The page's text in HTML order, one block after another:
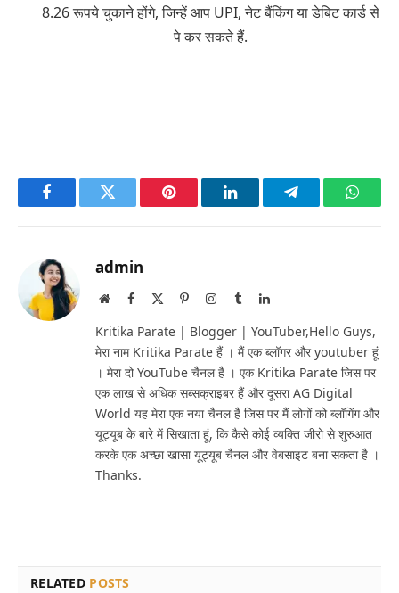
8.26 रूपये चुकाने होंगे, जिन्हें आप UPI, नेट बैंकिंग या डेबिट कार्ड से
पे कर सकते हैं.
FacebookTwitter Pinterest LinkedInTelegram
admin
WebsiteFacebook PinterestInstagram
TumblrLinkedIn
Kritika Parate | Blogger | YouTuber,Hello Guys,
मेरा नाम Kritika Parate हैं । मैं एक ब्लॉगर और youtuber हूं
। मेरा दो YouTube चैनल है । एक Kritika Parate जिस पर
एक लाख से अधिक सब्सक्राइबर हैं और दूसरा AG Digital
World यह मेरा एक नया चैनल है जिस पर मैं लोगों को ब्लॉगिंग और
यूट्यूब के बारे में सिखाता हूं, कि कैसे कोई व्यक्ति जीरो से शुरुआत
करके एक अच्छा खासा यूट्यूब चैनल और वेबसाइट बना सकता है ।
Thanks.
RELATED POSTS